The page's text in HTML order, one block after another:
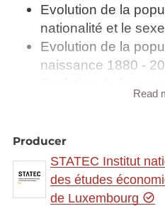
Evolution de la
nationalité et le
Evolution de la
naissance 1880 -
sexe 1880 - 2021
matrimonial et le
Evolution des
de ménage 1864 -
Evolution des
Read
Producer
STATEC Institut
des études
de Luxembourg